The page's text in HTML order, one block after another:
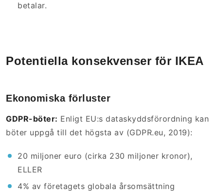
betalar.
Potentiella konsekvenser för IKEA
Ekonomiska förluster
GDPR-böter: Enligt EU:s dataskyddsförordning kan
böter uppgå till det högsta av (GDPR.eu, 2019):
20 miljoner euro (cirka 230 miljoner kronor),
ELLER
4% av företagets globala årsomsättning